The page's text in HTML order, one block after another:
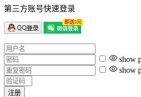
第三方账号快速登录
即送5元
show
show
注册